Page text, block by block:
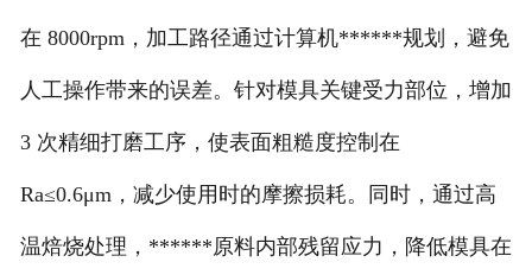
在 8000rpm，加工路径通过计算机******规划，避免
人工操作带来的误差。针对模具关键受力部位，增加
3 次精细打磨工序，使表面粗糙度控制在
Ra≤0.6μm，减少使用时的摩擦损耗。同时，通过高
温焙烧处理，******原料内部残留应力，降低模具在